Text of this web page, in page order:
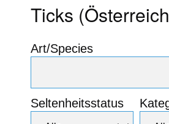
Ticks
Art/Species
Seltenheitsstatus